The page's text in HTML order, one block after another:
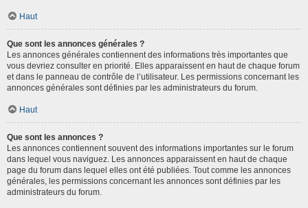
Haut
Que sont les annonces générales ?
Les annonces générales contiennent des informations très importantes que
vous devriez consulter en priorité. Elles apparaissent en haut de chaque forum
et dans le panneau de contrôle de l’utilisateur. Les permissions concernant les
annonces générales sont définies par les administrateurs du forum.
Haut
Que sont les annonces ?
Les annonces contiennent souvent des informations importantes sur le forum
dans lequel vous naviguez. Les annonces apparaissent en haut de chaque
page du forum dans lequel elles ont été publiées. Tout comme les annonces
générales, les permissions concernant les annonces sont définies par les
administrateurs du forum.